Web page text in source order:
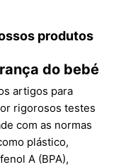
produtos
do bebé
artigos para
rigorosos testes
com as normas
plástico,
A (BPA),